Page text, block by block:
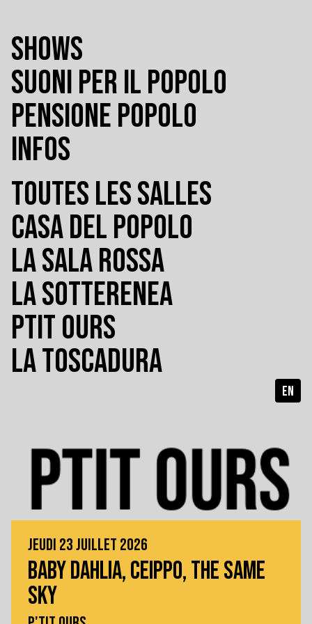
SHOWS
SUONI PER IL POPOLO
PENSIONE POPOLO
INFOS
TOUTES LES SALLES
CASA DEL POPOLO
LA SALA ROSSA
LA SOTTERENEA
PTIT OURS
LA TOSCADURA
EN
JEUDI 23 JUILLET 2026
BABY DAHLIA, CEIPPO, THE SAME
SKY